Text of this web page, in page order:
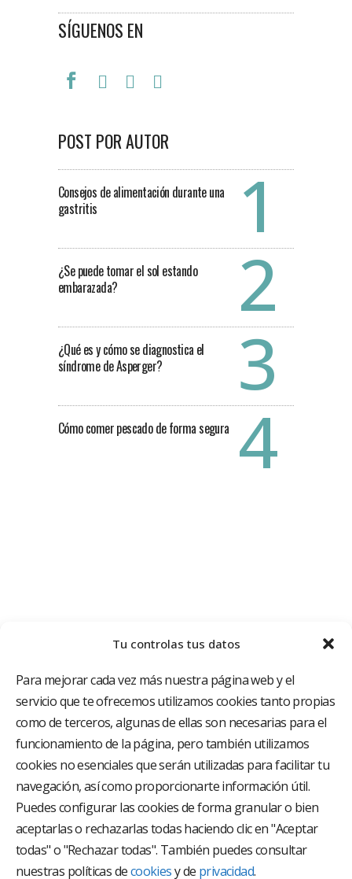
Tu controlas tus datos
Para mejorar cada vez más nuestra página web y el
servicio que te ofrecemos utilizamos cookies tanto propias
como de terceros, algunas de ellas son necesarias para el
funcionamiento de la página, pero también utilizamos
cookies no esenciales que serán utilizadas para facilitar tu
navegación, así como proporcionarte información útil.
Puedes configurar las cookies de forma granular o bien
aceptarlas o rechazarlas todas haciendo clic en "Aceptar
todas" o "Rechazar todas". También puedes consultar
nuestras políticas decookiesy de privacidad.
SÍGUENOS EN
POST POR AUTOR
Consejos de alimentación durante una
gastritis
¿Se puede tomar el sol estando
embarazada?
¿Qué es y cómo se diagnostica el
síndrome de Asperger?
Cómo comer pescado de forma segura
El Grupo Hospitalario HLA es uno de los proveedores
hospitalarios con mayor presencia en España, creado
con el objetivo de proporcionar el acceso a una
asistencia sanitaria de alto nivel. Nuestra red asistencial
está compuesta por 18 hospitales y 37 centros médicos
multiespecialidad.